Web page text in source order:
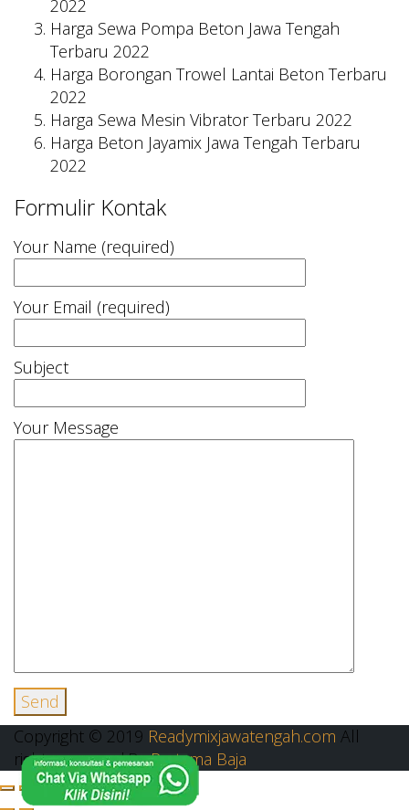
2022
Harga Sewa Pompa Beton Jawa Tengah
Terbaru 2022
Harga Borongan Trowel Lantai Beton Terbaru
2022
Harga Sewa Mesin Vibrator Terbaru 2022
Harga Beton Jayamix Jawa Tengah Terbaru
2022
Formulir Kontak
Your Name (required)
Your Email (required)
Subject
Your Message
Copyright © 2019 Readymixjawatengah.com All
rights reserved.ByPratama Baja